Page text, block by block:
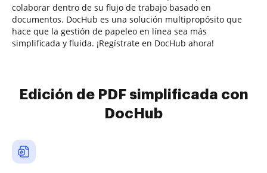
colaborar dentro de su flujo de trabajo basado en
documentos. DocHub es una solución multipropósito que
hace que la gestión de papeleo en línea sea más
simplificada y fluida. ¡Regístrate en DocHub ahora!
Edición de PDF simplificada con
DocHub